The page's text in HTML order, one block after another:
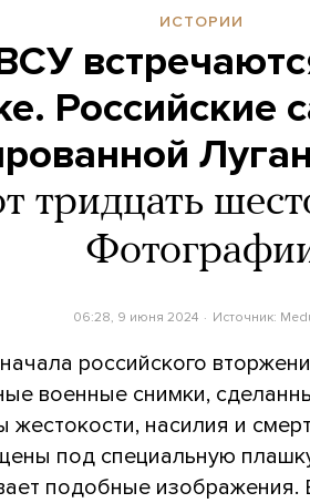
ИСТОРИИ
тридцать
06:28, 9 июня 2024 Источник:
российского
военные снимки,
жестокости, насилия и
под специальную
подобные изображения.